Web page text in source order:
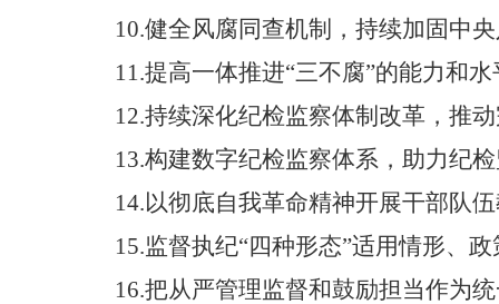
10.健全风腐同查机制，持续加固中
11.提高一体推进“三不腐”的能力和
12.持续深化纪检监察体制改革，推
13.构建数字纪检监察体系，助力纪
14.以彻底自我革命精神开展干部队
15.监督执纪“四种形态”适用情形、
16.把从严管理监督和鼓励担当作为